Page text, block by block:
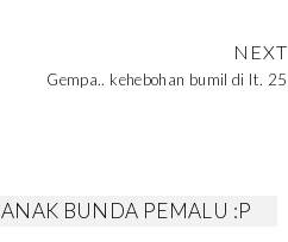
NEXT
Gempa.. kehebohan bumil di lt. 25
ANAK BUNDA PEMALU :P